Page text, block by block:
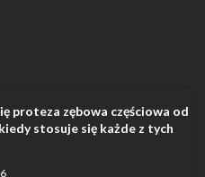
proteza zębowa częściowa od
stosuje się każde z tych